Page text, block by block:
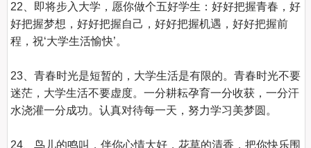
22、即将步入大学，愿你做个五好学生：好好把握青春，好
好把握梦想，好好把握自己，好好把握机遇，好好把握前
程，祝‘大学生活愉快’。
23、青春时光是短暂的，大学生活是有限的。青春时光不要
迷茫，大学生活不要虚度。一分耕耘孕育一分收获，一分汗
水浇灌一分成功。认真对待每一天，努力学习美梦圆。
24、鸟儿的鸣叫，伴你心情大好，花草的清香，把你快乐围